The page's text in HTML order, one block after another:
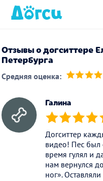
Отзывы о догситтере
Петербурга
Средняя оценка:
Галина
(*) (*) (*) (*)
Догситтер
видео! Пес был
время гулял и
нам вернулся
ног».